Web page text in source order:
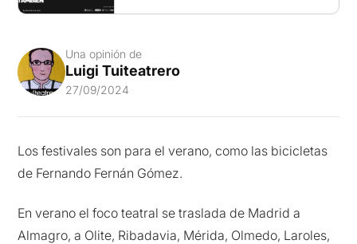
Una opinión de
Luigi Tuiteatrero
27/09/2024
Los festivales son para el verano, como las bicicletas
de Fernando Fernán Gómez.
En verano el foco teatral se traslada de Madrid a
Almagro, a Olite, Ribadavia, Mérida, Olmedo, Laroles,